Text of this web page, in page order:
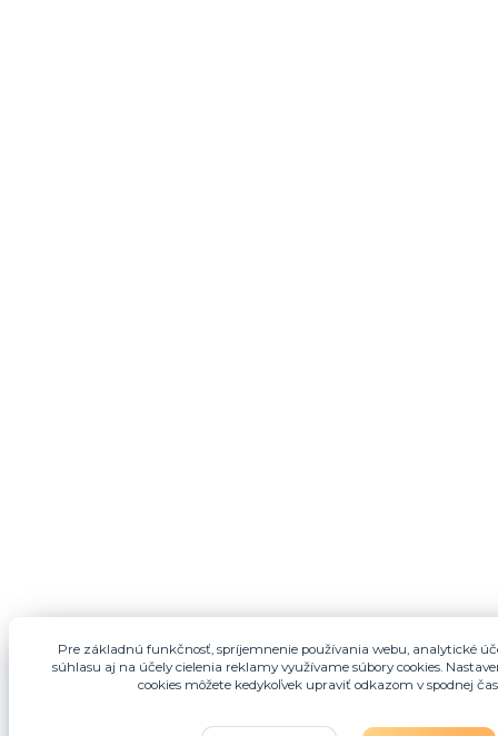
Pre základnú funkčnosť, spríjemnenie používania webu, analytické
súhlasu aj na účely cielenia reklamy využívame súbory cookies.
cookies môžete kedykoľvek upraviť odkazom v spodnej